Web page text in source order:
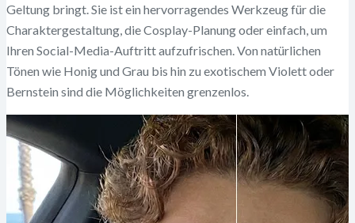
Geltung bringt. Sie ist ein hervorragendes Werkzeug für die
Charaktergestaltung, die Cosplay-Planung oder einfach, um
Ihren Social-Media-Auftritt aufzufrischen. Von natürlichen
Tönen wie Honig und Grau bis hin zu exotischem Violett oder
Bernstein sind die Möglichkeiten grenzenlos.